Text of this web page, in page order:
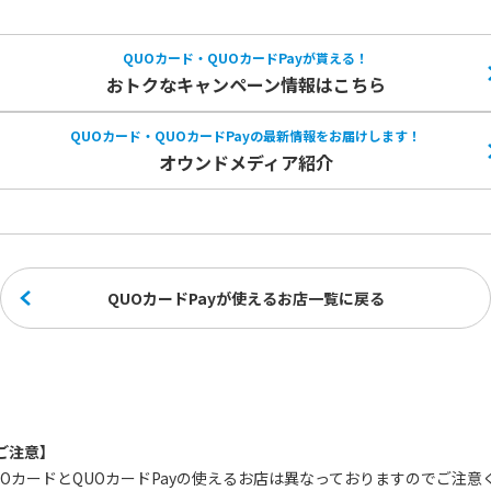
QUOカード・QUOカードPayが貰える！
おトクなキャンペーン情報はこちら
QUOカード・QUOカードPayの最新情報をお届けします！
オウンドメディア紹介
QUOカードPayが使えるお店一覧に戻る
注意】
カードとQUOカードPayの使えるお店は異なっておりますのでご注意